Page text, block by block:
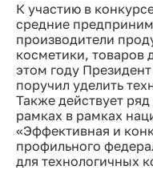
К участию в
средние
производители
косметики, товаров
этом году
поручил уделить
Также действует
рамках в рамках
«Эффективная и
профильного
для технологичных